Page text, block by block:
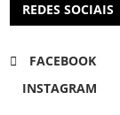
REDES SOCIAIS
FACEBOOK
INSTAGRAM